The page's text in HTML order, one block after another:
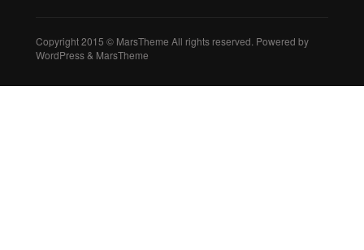
Copyright 2015 © MarsTheme All rights reserved. Powered by
WordPress & MarsTheme